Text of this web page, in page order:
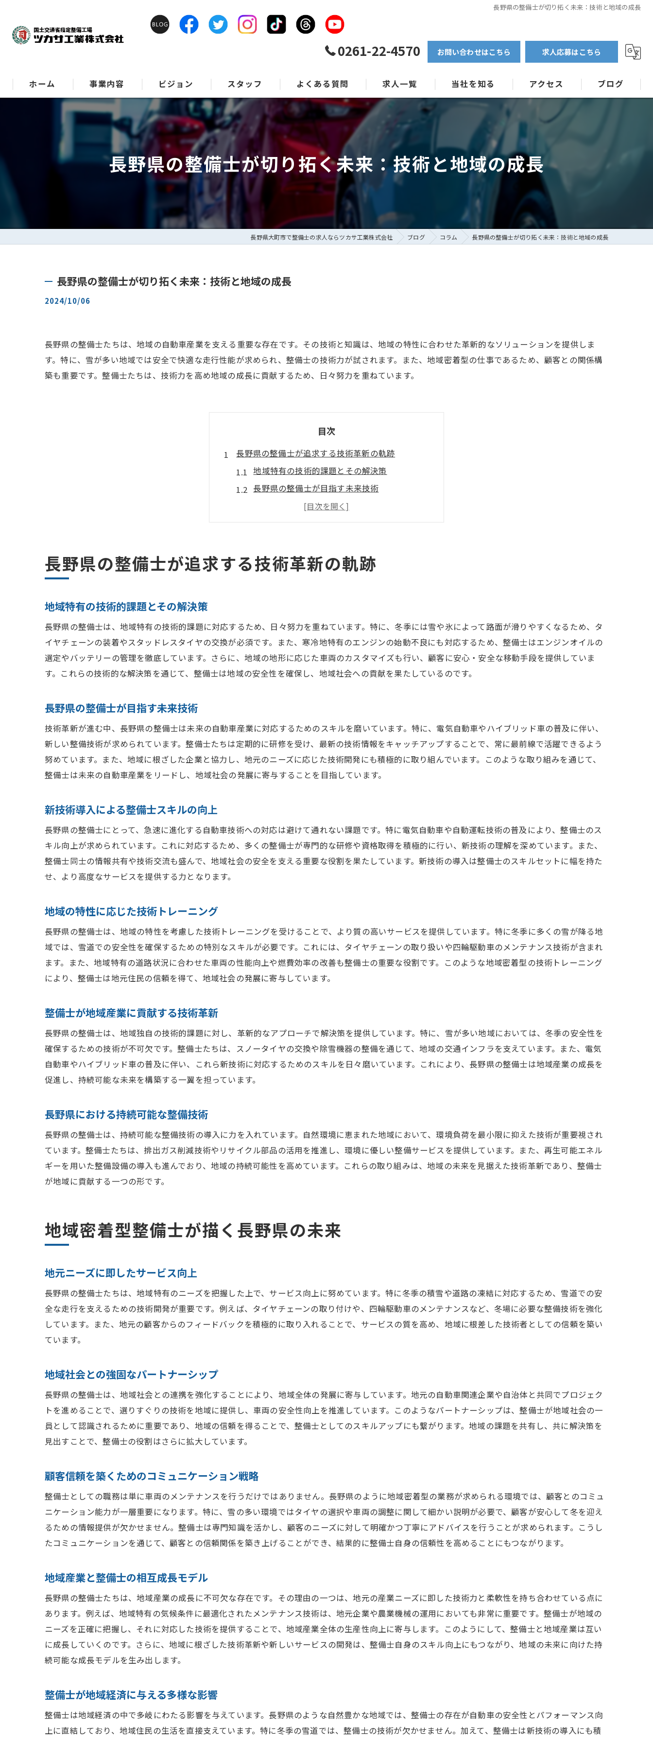
長野県の整備士が切り拓く未来：技術と地域の成長
0261-22-4570 お問い合わせはこちら 求人応募はこちら
ホーム 事業内容 ビジョン スタッフ よくある質問 求人一覧 当社を知る
特殊車両
指定工場
キャリアアップ
アクセス ブログ
長野県の整備士が切り拓く未来：技術と地域の成長
長野県大町市で整備士の求人ならツカサ工業株式会社 ブログ コラム 長野県の整備士が切り拓く未来：技術と地域の成長
長野県の整備士が切り拓く未来：技術と地域の成長
2024/10/06
長野県の整備士たちは、地域の自動車産業を支える重要な存在です。その技術と知識は、地域の特性に合わせた革新的なソリューションを提供しま
す。特に、雪が多い地域では安全で快適な走行性能が求められ、整備士の技術力が試されます。また、地域密着型の仕事であるため、顧客との関係構
築も重要です。整備士たちは、技術力を高め地域の成長に貢献するため、日々努力を重ねています。
目次
長野県の整備士が追求する技術革新の軌跡
地域特有の技術的課題とその解決策
長野県の整備士が目指す未来技術
新技術導入による整備士スキルの向上
地域の特性に応じた技術トレーニング
長野県における持続可能な整備技術
地域密着型整備士が描く長野県の未来
顧客信頼を築くためのコミュニケーション戦略
地域産業と整備士の相互成長モデル
整備士が地域経済に与える多様な影響
地域の将来を見据えた整備士の役割
厳しい気候条件下での自動車メンテナンス
冬季安全性を確保するための整備技術
整備士が支える地域の自動車産業
産業成長を促進する整備技術の進化
自動車産業の未来を左右する整備技術
整備士の技術力が生む安心安全な長野県
地域の安全性向上に貢献する整備士
整備士が提供する安心の技術サポート
整備士の技術が作る安全な交通環境
地域住民の生活を支える整備士の役割
地域のニーズに応える整備士の挑戦と成長
多様化する顧客ニーズへの対応策
地域に根差したサービス革新
整備業界におけるプロフェッショナルの育成
地域貢献を目指す整備士の挑戦
持続可能な成長を目指した技術革新
新しい産業トレンドに対応する整備技術
次世代の産業を支える整備士のビジョン
整備士の技術が長野県の自動車産業を支える
地元自動車メーカーとの連携強化
長野県の自動車産業を支える最先端技術
整備士が推進する地域自動車産業の未来
長野県の整備士が追求する技術革新の軌跡
地域特有の技術的課題とその解決策
長野県の整備士は、地域特有の技術的課題に対応するため、日々努力を重ねています。特に、冬季には雪や氷によって路面が滑りやすくなるため、タ
イヤチェーンの装着やスタッドレスタイヤの交換が必須です。また、寒冷地特有のエンジンの始動不良にも対応するため、整備士はエンジンオイルの
選定やバッテリーの管理を徹底しています。さらに、地域の地形に応じた車両のカスタマイズも行い、顧客に安心・安全な移動手段を提供していま
す。これらの技術的な解決策を通じて、整備士は地域の安全性を確保し、地域社会への貢献を果たしているのです。
長野県の整備士が目指す未来技術
技術革新が進む中、長野県の整備士は未来の自動車産業に対応するためのスキルを磨いています。特に、電気自動車やハイブリッド車の普及に伴い、
新しい整備技術が求められています。整備士たちは定期的に研修を受け、最新の技術情報をキャッチアップすることで、常に最前線で活躍できるよう
努めています。また、地域に根ざした企業と協力し、地元のニーズに応じた技術開発にも積極的に取り組んでいます。このような取り組みを通じて、
整備士は未来の自動車産業をリードし、地域社会の発展に寄与することを目指しています。
新技術導入による整備士スキルの向上
長野県の整備士にとって、急速に進化する自動車技術への対応は避けて通れない課題です。特に電気自動車や自動運転技術の普及により、整備士のス
キル向上が求められています。これに対応するため、多くの整備士が専門的な研修や資格取得を積極的に行い、新技術の理解を深めています。また、
整備士同士の情報共有や技術交流も盛んで、地域社会の安全を支える重要な役割を果たしています。新技術の導入は整備士のスキルセットに幅を持た
せ、より高度なサービスを提供する力となります。
地域の特性に応じた技術トレーニング
長野県の整備士は、地域の特性を考慮した技術トレーニングを受けることで、より質の高いサービスを提供しています。特に冬季に多くの雪が降る地
域では、雪道での安全性を確保するための特別なスキルが必要です。これには、タイヤチェーンの取り扱いや四輪駆動車のメンテナンス技術が含まれ
ます。また、地域特有の道路状況に合わせた車両の性能向上や燃費効率の改善も整備士の重要な役割です。このような地域密着型の技術トレーニング
により、整備士は地元住民の信頼を得て、地域社会の発展に寄与しています。
整備士が地域産業に貢献する技術革新
長野県の整備士は、地域独自の技術的課題に対し、革新的なアプローチで解決策を提供しています。特に、雪が多い地域においては、冬季の安全性を
確保するための技術が不可欠です。整備士たちは、スノータイヤの交換や除雪機器の整備を通じて、地域の交通インフラを支えています。また、電気
自動車やハイブリッド車の普及に伴い、これら新技術に対応するためのスキルを日々磨いています。これにより、長野県の整備士は地域産業の成長を
促進し、持続可能な未来を構築する一翼を担っています。
長野県における持続可能な整備技術
長野県の整備士は、持続可能な整備技術の導入に力を入れています。自然環境に恵まれた地域において、環境負荷を最小限に抑えた技術が重要視され
ています。整備士たちは、排出ガス削減技術やリサイクル部品の活用を推進し、環境に優しい整備サービスを提供しています。また、再生可能エネル
ギーを用いた整備設備の導入も進んでおり、地域の持続可能性を高めています。これらの取り組みは、地域の未来を見据えた技術革新であり、整備士
が地域に貢献する一つの形です。
地域密着型整備士が描く長野県の未来
地元ニーズに即したサービス向上
長野県の整備士たちは、地域特有のニーズを把握した上で、サービス向上に努めています。特に冬季の積雪や道路の凍結に対応するため、雪道での安
全な走行を支えるための技術開発が重要です。例えば、タイヤチェーンの取り付けや、四輪駆動車のメンテナンスなど、冬場に必要な整備技術を強化
しています。また、地元の顧客からのフィードバックを積極的に取り入れることで、サービスの質を高め、地域に根差した技術者としての信頼を築い
ています。
地域社会との強固なパートナーシップ
長野県の整備士は、地域社会との連携を強化することにより、地域全体の発展に寄与しています。地元の自動車関連企業や自治体と共同でプロジェク
トを進めることで、選りすぐりの技術を地域に提供し、車両の安全性向上を推進しています。このようなパートナーシップは、整備士が地域社会の一
員として認識されるために重要であり、地域の信頼を得ることで、整備士としてのスキルアップにも繋がります。地域の課題を共有し、共に解決策を
見出すことで、整備士の役割はさらに拡大しています。
顧客信頼を築くためのコミュニケーション戦略
整備士としての職務は単に車両のメンテナンスを行うだけではありません。長野県のように地域密着型の業務が求められる環境では、顧客とのコミュ
ニケーション能力が一層重要になります。特に、雪の多い環境ではタイヤの選択や車両の調整に関して細かい説明が必要で、顧客が安心して冬を迎え
るための情報提供が欠かせません。整備士は専門知識を活かし、顧客のニーズに対して明確かつ丁寧にアドバイスを行うことが求められます。こうし
たコミュニケーションを通じて、顧客との信頼関係を築き上げることができ、結果的に整備士自身の信頼性を高めることにもつながります。
地域産業と整備士の相互成長モデル
長野県の整備士たちは、地域産業の成長に不可欠な存在です。その理由の一つは、地元の産業ニーズに即した技術力と柔軟性を持ち合わせている点に
あります。例えば、地域特有の気候条件に最適化されたメンテナンス技術は、地元企業や農業機械の運用においても非常に重要です。整備士が地域の
ニーズを正確に把握し、それに対応した技術を提供することで、地域産業全体の生産性向上に寄与します。このようにして、整備士と地域産業は互い
に成長していくのです。さらに、地域に根ざした技術革新や新しいサービスの開発は、整備士自身のスキル向上にもつながり、地域の未来に向けた持
続可能な成長モデルを生み出します。
整備士が地域経済に与える多様な影響
整備士は地域経済の中で多岐にわたる影響を与えています。長野県のような自然豊かな地域では、整備士の存在が自動車の安全性とパフォーマンス向
上に直結しており、地域住民の生活を直接支えています。特に冬季の雪道では、整備士の技術が欠かせません。加えて、整備士は新技術の導入にも積